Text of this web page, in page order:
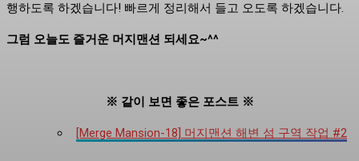
행하도록 하겠습니다! 빠르게 정리해서 들고 오도록 하겠습니다.
그럼 오늘도 즐거운 머지맨션 되세요~^^
※ 같이 보면 좋은 포스트 ※
[Merge Mansion-18] 머지맨션 해변 섬 구역 작업 #2